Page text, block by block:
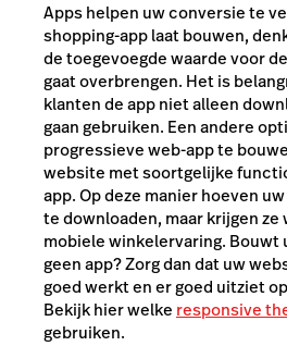
Apps helpen uw conversie te
shopping-app laat bouwen,
de toegevoegde waarde voor
gaat overbrengen. Het is
klanten de app niet alleen
gaan gebruiken. Een andere
progressieve web-app te
website met soortgelijke
app. Op deze manier hoeven
te downloaden, maar krijgen ze
mobiele winkelervaring. Bouwt
geen app? Zorg dan dat uw
goed werkt en er goed uitziet
Bekijk hier welke responsive
gebruiken.